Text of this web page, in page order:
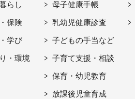
らし
保険
学び
・環境
母子健康手帳
乳幼児健康診査
子どもの手当など
子育て支援・相談
保育・幼児教育
放課後児童育成